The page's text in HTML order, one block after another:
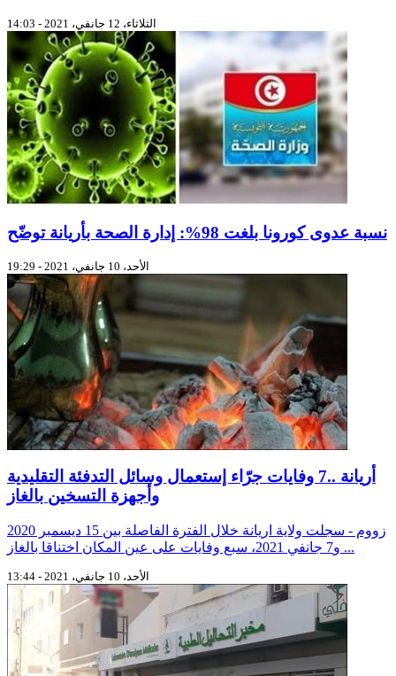
الثلاثاء، 12 جانفي، 2021 - 14:03
نسبة عدوى كورونا بلغت 98%: إدارة الصحة بأريانة توضّح
الأحد، 10 جانفي، 2021 - 19:29
أريانة ..7 وفايات جرّاء إستعمال وسائل التدفئة التقليدية
وأجهزة التسخين بالغاز
زووم - سجلت ولاية اريانة خلال الفترة الفاصلة بين 15 ديسمبر 2020
و7 جانفي 2021، سبع وفايات على عين المكان اختناقا بالغاز ...
الأحد، 10 جانفي، 2021 - 13:44